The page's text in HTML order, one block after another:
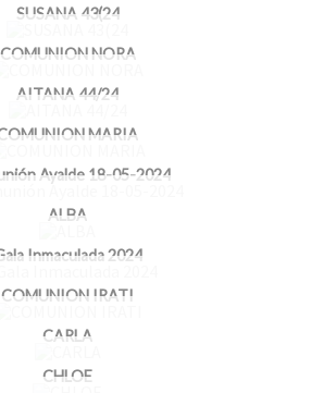
SUSANA 43(24
COMUNION NORA
AITANA 44/24
MARIA
Ayalde 18-05-2024
ALBA
Inmaculada 2024
COMUNION IRATI
CARLA
CHLOE